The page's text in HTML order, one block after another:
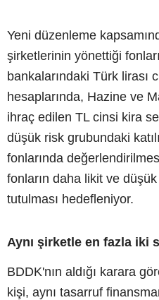
Yeni düzenleme
şirketlerinin yönettiği
bankalarındaki Türk lirası
hesaplarında, Hazine ve
ihraç edilen TL cinsi kira
düşük risk grubundaki
fonlarında
fonların daha likit ve düşük
tutulması hedefleniyor.
Aynı şirketle en fazla iki
BDDK'nın aldığı karara
kişi, aynı tasarruf